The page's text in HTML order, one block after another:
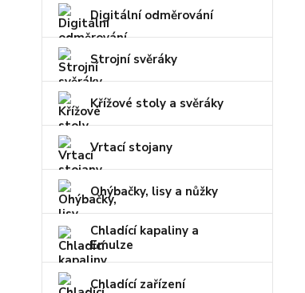
Digitální odměrování
Strojní svěráky
Křížové stoly a svěráky
Vrtací stojany
Ohýbačky, lisy a nůžky
Chladící kapaliny a
Emulze
Chladící zařízení